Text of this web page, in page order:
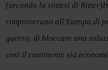
(secondo la sintesi di Ritter)
rimproverano all'Europa di
guerra, di bloccare una
così il continente sia